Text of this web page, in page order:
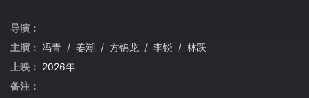
导演：
主演： 冯青 / 姜潮 / 方锦龙 / 李锐 / 林跃
上映： 2026年
备注：